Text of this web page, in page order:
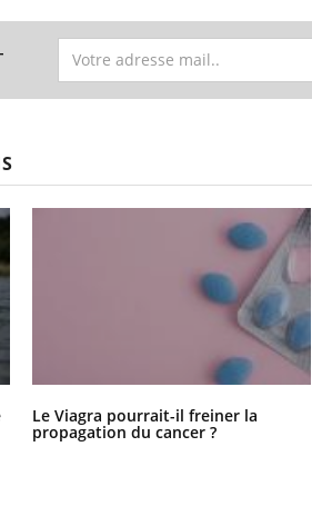
Le Viagra pourrait-il freiner la
propagation du cancer ?